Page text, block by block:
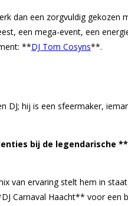
dan een zorgvuldig gekozen
een mega-event, een
**DJ Tom Cosyns**.
DJ; hij is een sfeermaker,
bij de legendarische
ervaring stelt hem in
Carnaval Haacht** voor een